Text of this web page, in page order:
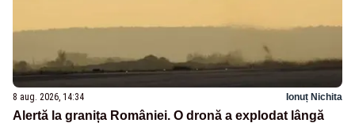
8 aug. 2026, 14:34 Ionuț Nichita
Alertă la granița României. O dronă a explodat lângă